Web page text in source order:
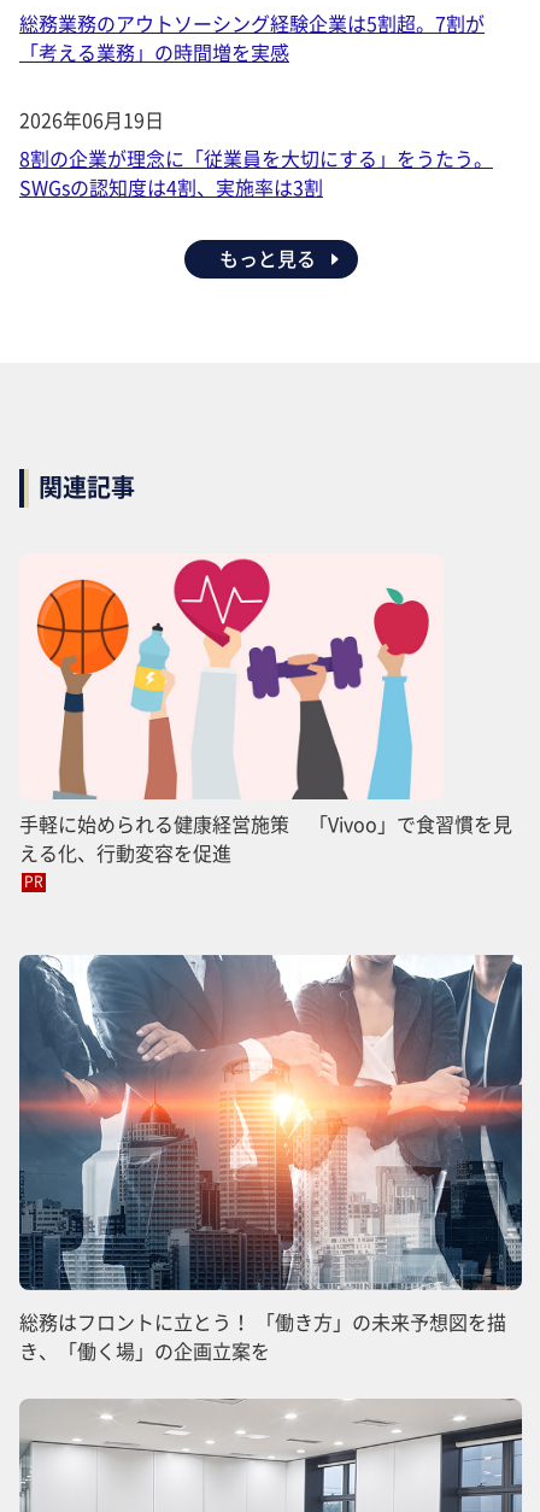
総務業務のアウトソーシング経験企業は5割超。7割が
「考える業務」の時間増を実感
2026年06月19日
8割の企業が理念に「従業員を大切にする」をうたう。
SWGsの認知度は4割、実施率は3割
もっと見る
関連記事
手軽に始められる健康経営施策 「Vivoo」で食習慣を見
える化、行動変容を促進
PR
総務はフロントに立とう！ 「働き方」の未来予想図を描
き、「働く場」の企画立案を